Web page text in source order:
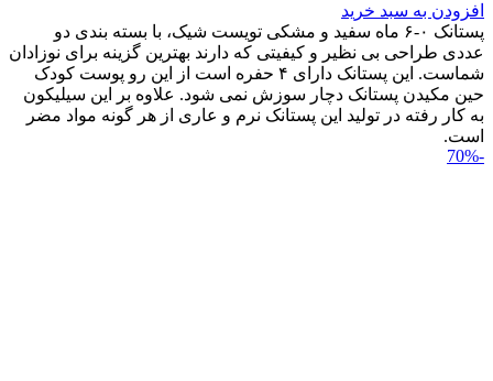
افزودن به سبد خرید
پستانک ۰-۶ ماه سفید و مشکی تویست شیک، با بسته بندی دو
عددی طراحی بی نظیر و کیفیتی که دارند بهترین گزینه برای نوزادان
شماست. این پستانک دارای ۴ حفره است از این رو پوست کودک
حین مکیدن پستانک دچار سوزش نمی شود. علاوه بر این سیلیکون
به کار رفته در تولید این پستانک نرم و عاری از هر گونه مواد مضر
است.
-70%